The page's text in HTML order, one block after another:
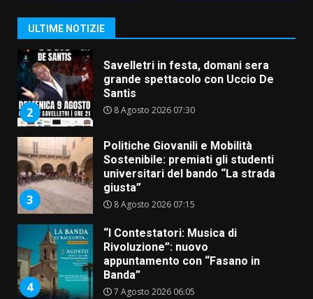
ULTIME NOTIZIE
1
2
Savelletri in festa, domani sera
grande spettacolo con Uccio De
Santis
8 Agosto 2026 07:30
3
Politiche Giovanili e Mobilità
Sostenibile: premiati gli studenti
universitari del bando “La strada
giusta”
8 Agosto 2026 07:15
4
“I Contestatori: Musica di
Rivoluzione”: nuovo
appuntamento con “Fasano in
Banda”
7 Agosto 2026 06:05